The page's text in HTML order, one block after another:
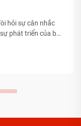
hỏi sự cân nhắc
phát triển của bạn